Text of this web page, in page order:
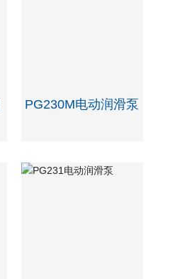
PG230M电动润滑泵